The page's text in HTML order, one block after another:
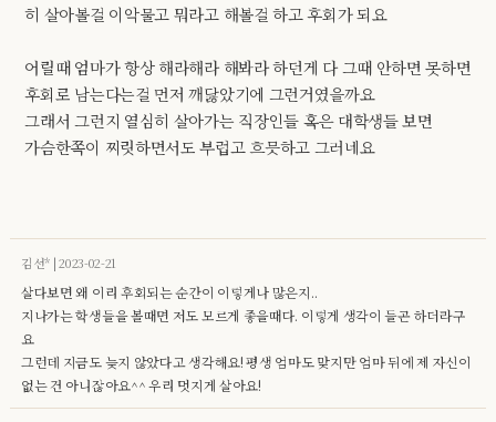
히 살아볼걸 이악물고 뭐라고 해볼걸 하고 후회가 되요
어릴때 엄마가 항상 해라해라 해봐라 하던게 다 그때 안하면 못하면
후회로 남는다는걸 먼저 깨닳았기에 그런거였을까요
그래서 그런지 열심히 살아가는 직장인들 혹은 대학생들 보면
가슴한쪽이 찌릿하면서도 부럽고 흐믓하고 그러네요
김선* | 2023-02-21
살다보면 왜 이리 후회되는 순간이 이렇게나 많은지..
지나가는 학생들을 볼때면 저도 모르게 좋을때다. 이렇게 생각이 들곤 하더라구
요
그런데 지금도 늦지 않았다고 생각해요! 평생 엄마도 맞지만 엄마 뒤에 제 자신이
없는 건 아니잖아요^^ 우리 멋지게 살아요!